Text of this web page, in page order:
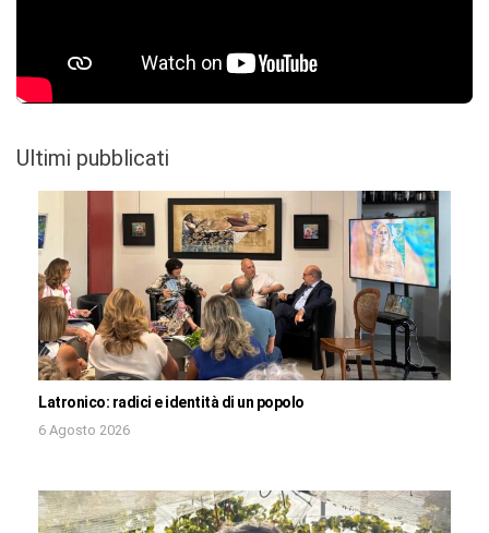
Ultimi pubblicati
Latronico: radici e identità di un popolo
6 Agosto 2026